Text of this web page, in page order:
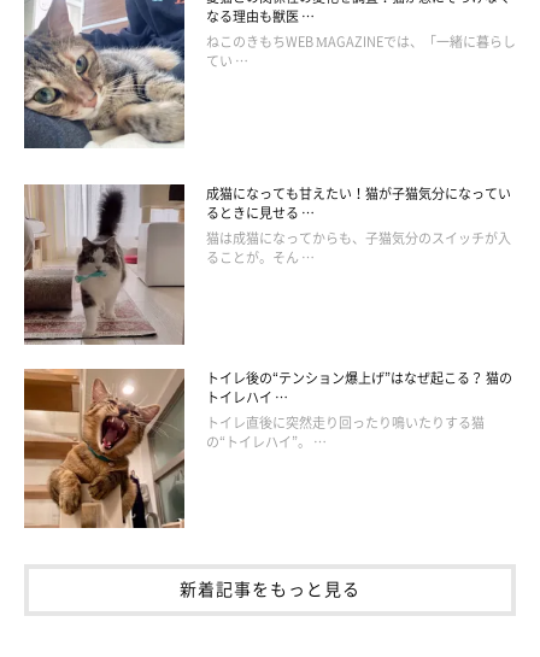
なる理由も獣医 …
ねこのきもちWEB MAGAZINEでは、「一緒に暮らし
てい …
成猫になっても甘えたい！猫が子猫気分になってい
るときに見せる …
猫は成猫になってからも、子猫気分のスイッチが入
ることが。そん …
トイレ後の“テンション爆上げ”はなぜ起こる？ 猫の
トイレハイ …
トイレ直後に突然走り回ったり鳴いたりする猫
の“トイレハイ”。 …
新着記事をもっと見る